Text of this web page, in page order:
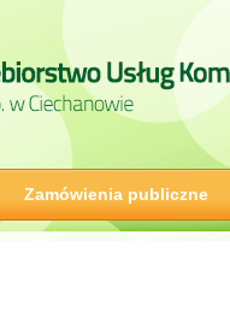
Zamówienia publiczne